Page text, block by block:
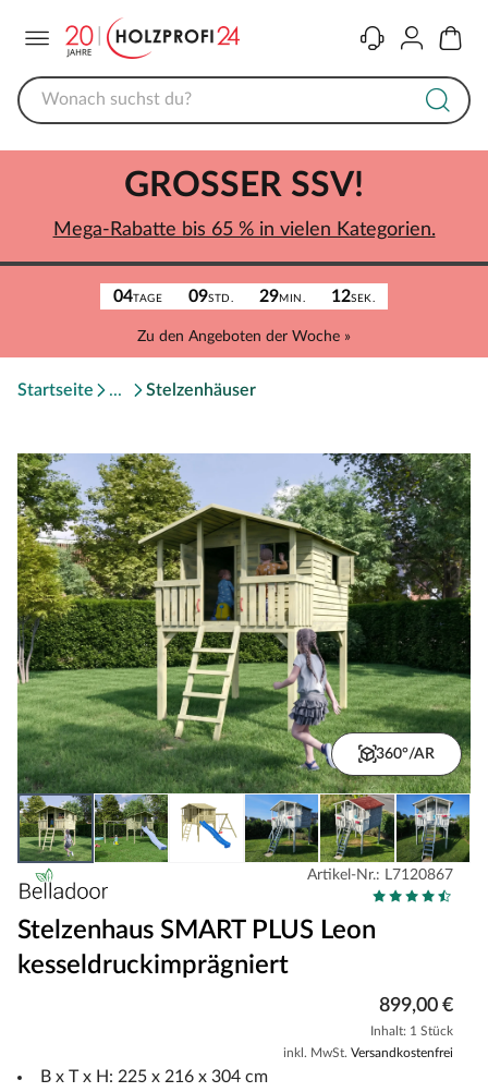
KontaktKonto
04TAGE 09STD. 29MIN. 12SEK.
Zu den Angeboten der Woche »
GROSSER SSV!
Mega-Rabatte bis 65 % in vielen Kategorien.
Startseite Stelzenhäuser
360°/AR
Artikel-Nr.: L7120867
Stelzenhaus SMART PLUS Leon
kesseldruckimprägniert
899,00 €
Inhalt: 1 Stück
inkl. MwSt. Versandkostenfrei
B x T x H: 225 x 216 x 304 cm